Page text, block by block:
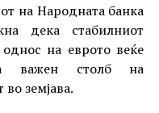
на Народната банка
дека стабилниот
на еврото веќе
важен столб на
земјава.